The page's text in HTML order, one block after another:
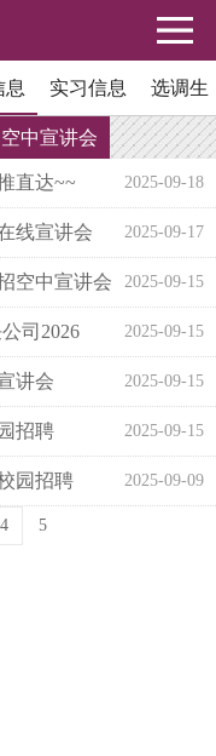
息 实习信息 选调生
空中宣讲会
直达~~ 2025-09-18
线宣讲会 2025-09-17
空中宣讲会 2025-09-15
司2026
2025-09-15
讲会 2025-09-15
招聘 2025-09-15
园招聘 2025-09-09
4 5